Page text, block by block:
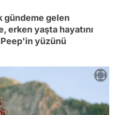
gündeme gelen
erken yaşta hayatını
Peep'in yüzünü